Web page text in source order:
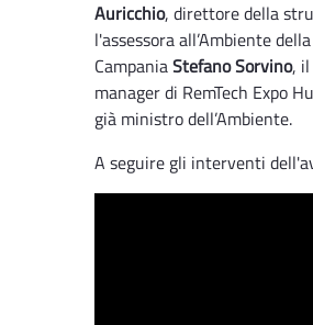
Auricchio, direttore della
l'assessora all’Ambiente
CampaniaStefano Sorvino,
manager di RemTech Expo
già ministro dell’Ambiente.
A seguire gli interventi